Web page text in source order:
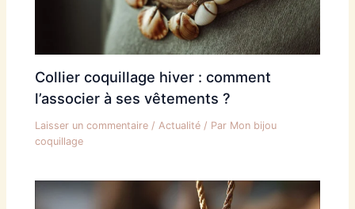
Collier coquillage hiver : comment
l’associer à ses vêtements ?
Laisser un commentaire / Actualité / Par Mon bijou
coquillage